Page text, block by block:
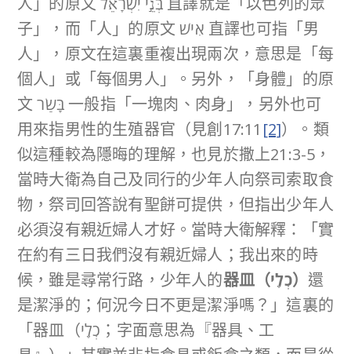
子」，而「人」的原文 אִישׁ 直譯也可指「男
人」，原文在這裏重複出現兩次，意思是「每
個人」或「每個男人」。另外，「身體」的原
文 בָּשַׂר 一般指「一塊肉、肉身」，另外也可
用來指男性的生殖器官（見創17:11 [2]）。類
似這種較為隱晦的理解，也見於撒上21:3-5，
當時大衛為自己及同行的少年人向祭司索取食
物，祭司回答說有聖餅可提供，但指出少年人
必須沒有親近婦人才好。當時大衛解釋：「實
在約有三日我們沒有親近婦人；我出來的時
候，雖是尋常行路，少年人的器皿（כְלֵֽי） 還
是潔淨的；何況今日不更是潔淨嗎？」這裏的
「器皿（כְלֵֽי；字面意思為『器具、工